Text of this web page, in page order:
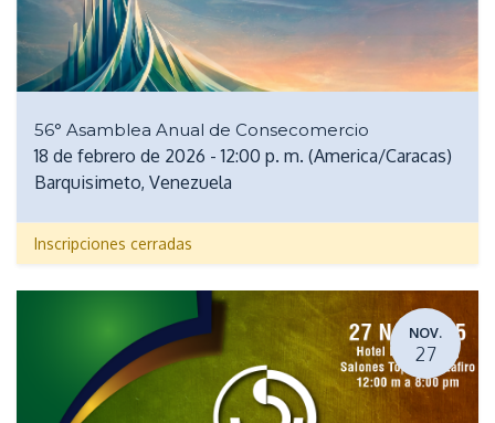
56° Asamblea Anual de Consecomercio
18 de febrero de 2026 -12:00 p. m. (America/Caracas)
Barquisimeto, Venezuela
Inscripciones cerradas
NOV.
27